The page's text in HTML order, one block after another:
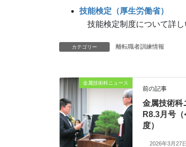
技能検定（厚生労働省）
技能検定制度について詳し
カテゴリー 離転職者訓練情報
金属技術科ニュース
前の記事
金属技術
R8.3月号
度）
2026年3月27日